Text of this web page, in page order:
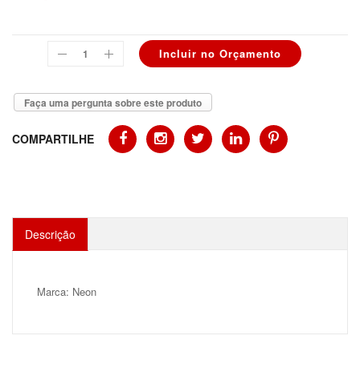
Faça uma pergunta sobre este produto
COMPARTILHE
Descrição
Marca: Neon